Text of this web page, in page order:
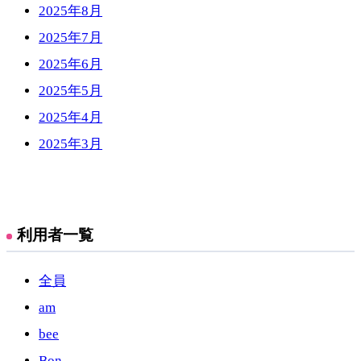
2025年8月
2025年7月
2025年6月
2025年5月
2025年4月
2025年3月
利用者一覧
全員
am
bee